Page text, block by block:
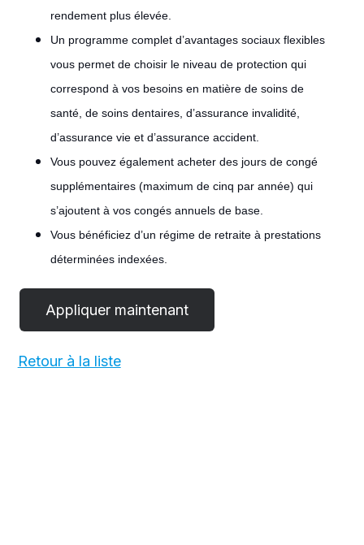
rendement plus élevée.
Un programme complet d’avantages sociaux flexibles
vous permet de choisir le niveau de protection qui
correspond à vos besoins en matière de soins de
santé, de soins dentaires, d’assurance invalidité,
d’assurance vie et d’assurance accident.
Vous pouvez également acheter des jours de congé
supplémentaires (maximum de cinq par année) qui
s’ajoutent à vos congés annuels de base.
Vous bénéficiez d’un régime de retraite à prestations
déterminées indexées.
Retour à la liste